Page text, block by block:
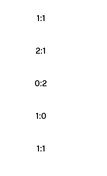
1:1
2:1
0:2
1:0
1:1